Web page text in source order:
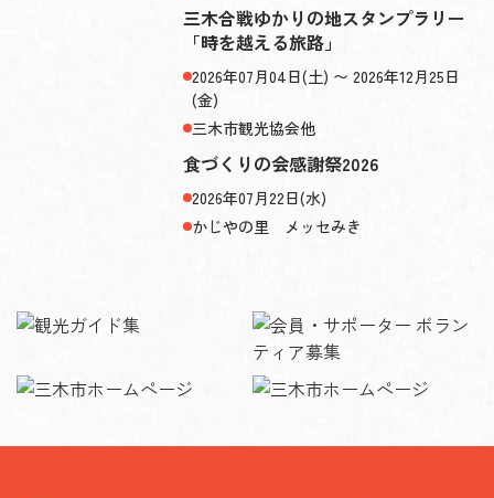
三木合戦ゆかりの地スタンプラリー
「時を越える旅路」
2026年07月04日(土) 〜 2026年12月25日
(金)
三木市観光協会他
食づくりの会感謝祭2026
2026年07月22日(水)
かじやの里 メッセみき